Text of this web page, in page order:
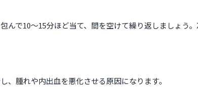
んで10〜15分ほど当て、間を空けて繰り返しましょう
、腫れや内出血を悪化させる原因になります。